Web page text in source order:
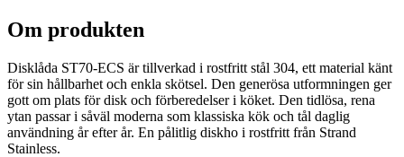
Om produkten
Disklåda ST70-ECS är tillverkad i rostfritt stål 304, ett material känt
för sin hållbarhet och enkla skötsel. Den generösa utformningen ger
gott om plats för disk och förberedelser i köket. Den tidlösa, rena
ytan passar i såväl moderna som klassiska kök och tål daglig
användning år efter år. En pålitlig diskho i rostfritt från Strand
Stainless.